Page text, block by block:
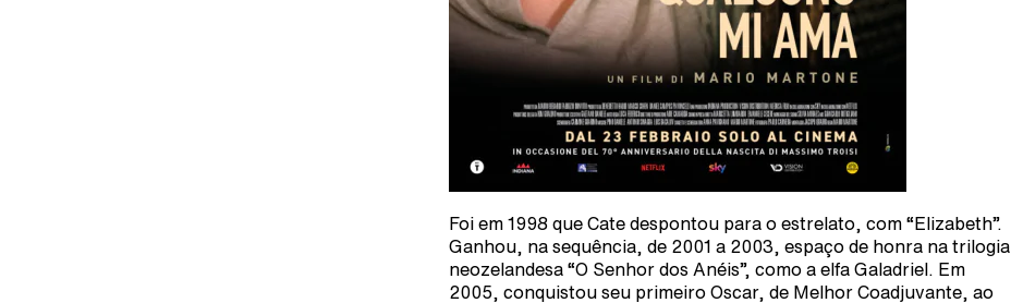
Foi em 1998 que Cate despontou para o estrelato, com “Elizabeth”.
Ganhou, na sequência, de 2001 a 2003, espaço de honra na trilogia
neozelandesa “O Senhor dos Anéis”, como a elfa Galadriel. Em
2005, conquistou seu primeiro Oscar, de Melhor Coadjuvante, ao